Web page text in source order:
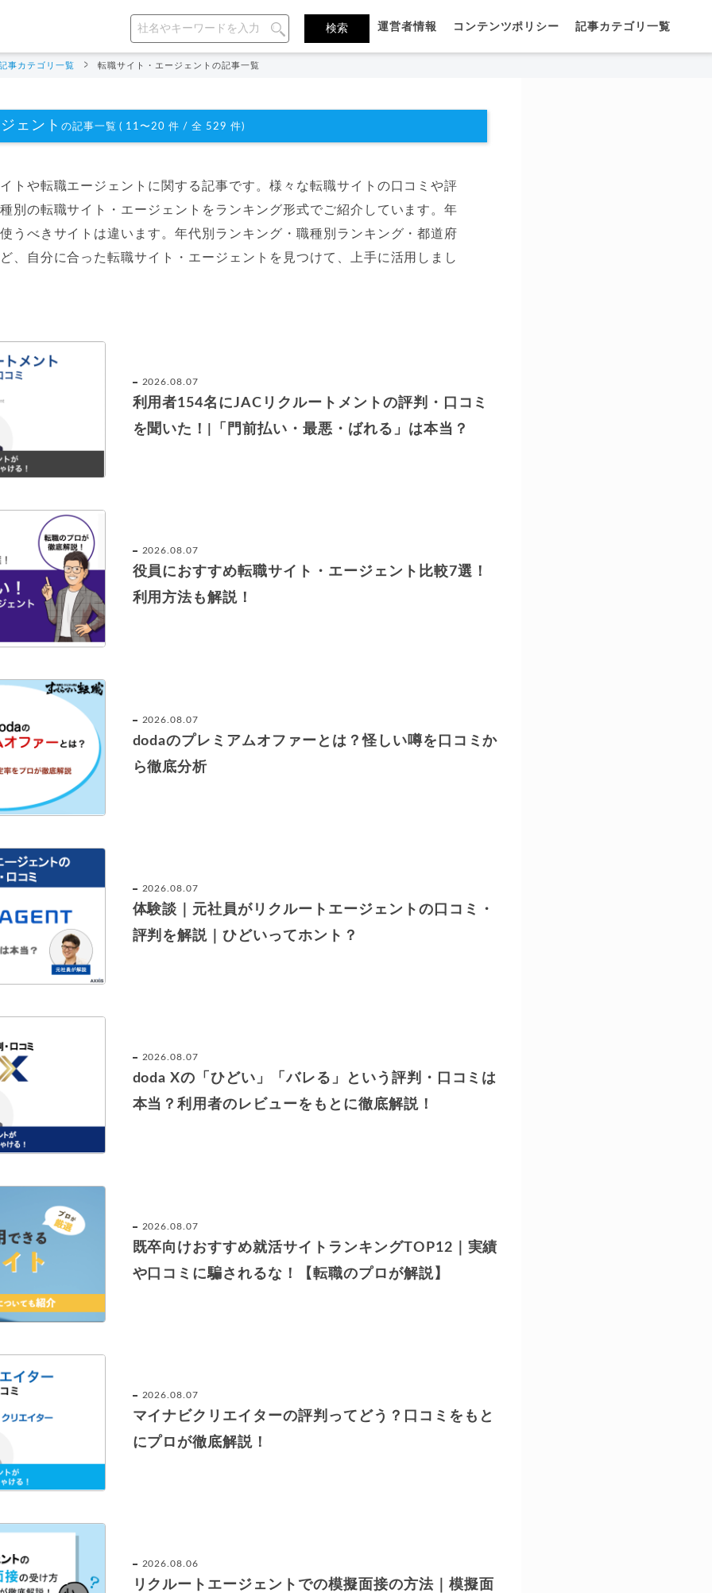
運営者情報 コンテンツポリシー 記事カテゴリ一覧
事カテゴリ一覧 転職サイト・エージェントの記事一覧
ェント の記事一覧 ( 11〜20 件 / 全 529 件)
トや転職エージェントに関する記事です。様々な転職サイトの口コミや評
別の転職サイト・エージェントをランキング形式でご紹介しています。年
うべきサイトは違います。年代別ランキング・職種別ランキング・都道府
、自分に合った転職サイト・エージェントを見つけて、上手に活用しまし
2026.08.07
利用者154名にJACリクルートメントの評判・口コミ
を聞いた！|「門前払い・最悪・ばれる」は本当？
2026.08.07
役員におすすめ転職サイト・エージェント比較7選！
利用方法も解説！
2026.08.07
dodaのプレミアムオファーとは？怪しい噂を口コミか
ら徹底分析
2026.08.07
体験談｜元社員がリクルートエージェントの口コミ・
評判を解説｜ひどいってホント？
2026.08.07
doda Xの「ひどい」「バレる」という評判・口コミは
本当？利用者のレビューをもとに徹底解説！
2026.08.07
既卒向けおすすめ就活サイトランキングTOP12｜実績
や口コミに騙されるな！【転職のプロが解説】
2026.08.07
マイナビクリエイターの評判ってどう？口コミをもと
にプロが徹底解説！
2026.08.06
リクルートエージェントでの模擬面接の方法｜模擬面